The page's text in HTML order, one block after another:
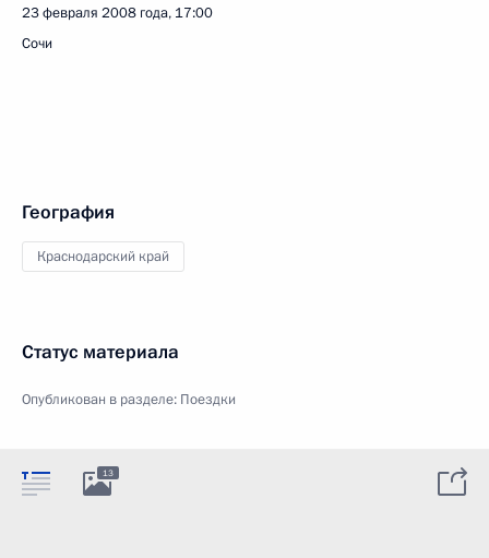
23 февраля 2008 года, 17:00
Сочи
География
Краснодарский край
Статус материала
Опубликован в разделе: Поездки
13